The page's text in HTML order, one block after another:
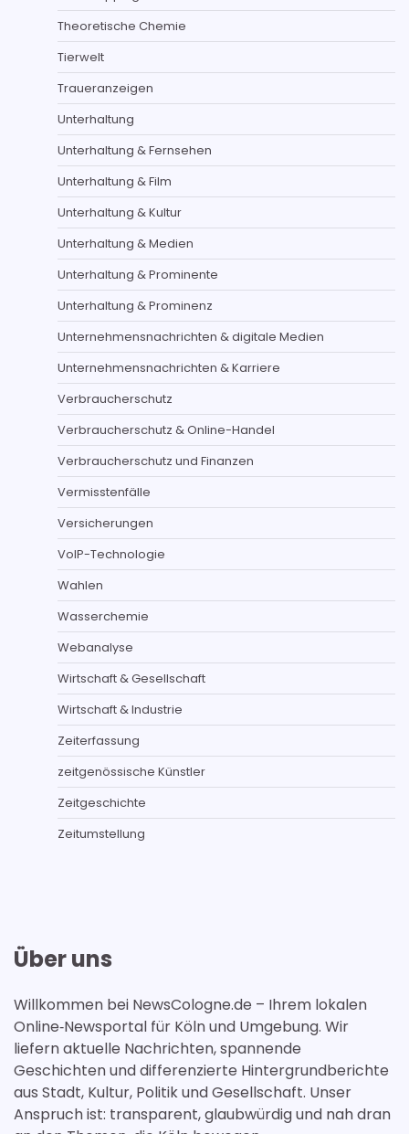
Theoretische Chemie
Tierwelt
Traueranzeigen
Unterhaltung
Unterhaltung & Fernsehen
Unterhaltung & Film
Unterhaltung & Kultur
Unterhaltung & Medien
Unterhaltung & Prominente
Unterhaltung & Prominenz
Unternehmensnachrichten & digitale Medien
Unternehmensnachrichten & Karriere
Verbraucherschutz
Verbraucherschutz & Online-Handel
Verbraucherschutz und Finanzen
Vermisstenfälle
Versicherungen
VoIP-Technologie
Wahlen
Wasserchemie
Webanalyse
Wirtschaft & Gesellschaft
Wirtschaft & Industrie
Zeiterfassung
zeitgenössische Künstler
Zeitgeschichte
Zeitumstellung
Über uns
Willkommen bei NewsCologne.de – Ihrem lokalen
Online‑Newsportal für Köln und Umgebung. Wir
liefern aktuelle Nachrichten, spannende
Geschichten und differenzierte Hintergrundberichte
aus Stadt, Kultur, Politik und Gesellschaft. Unser
Anspruch ist: transparent, glaubwürdig und nah dran